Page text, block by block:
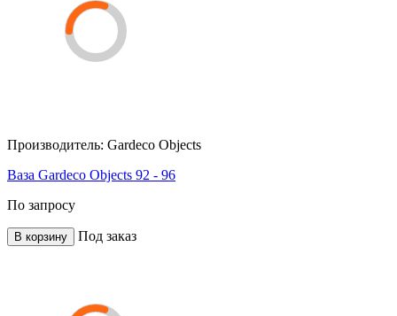
Производитель: Gardeco Objects
Ваза Gardeco Objects 92 - 96
По запросу
В корзину Под заказ